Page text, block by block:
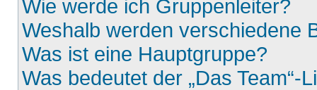
Wie werde ich Gruppenleiter?
Weshalb werden verschiedene
Was ist eine Hauptgruppe?
Was bedeutet der „Das Team“-